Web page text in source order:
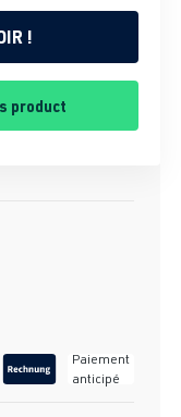
!
product
Paiement
anticipé